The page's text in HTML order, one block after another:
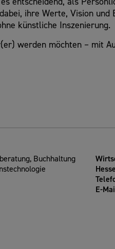
ihre Werte, Vision
künstliche Inszenierung.
werden möchten – mit
Buchhaltung
E-